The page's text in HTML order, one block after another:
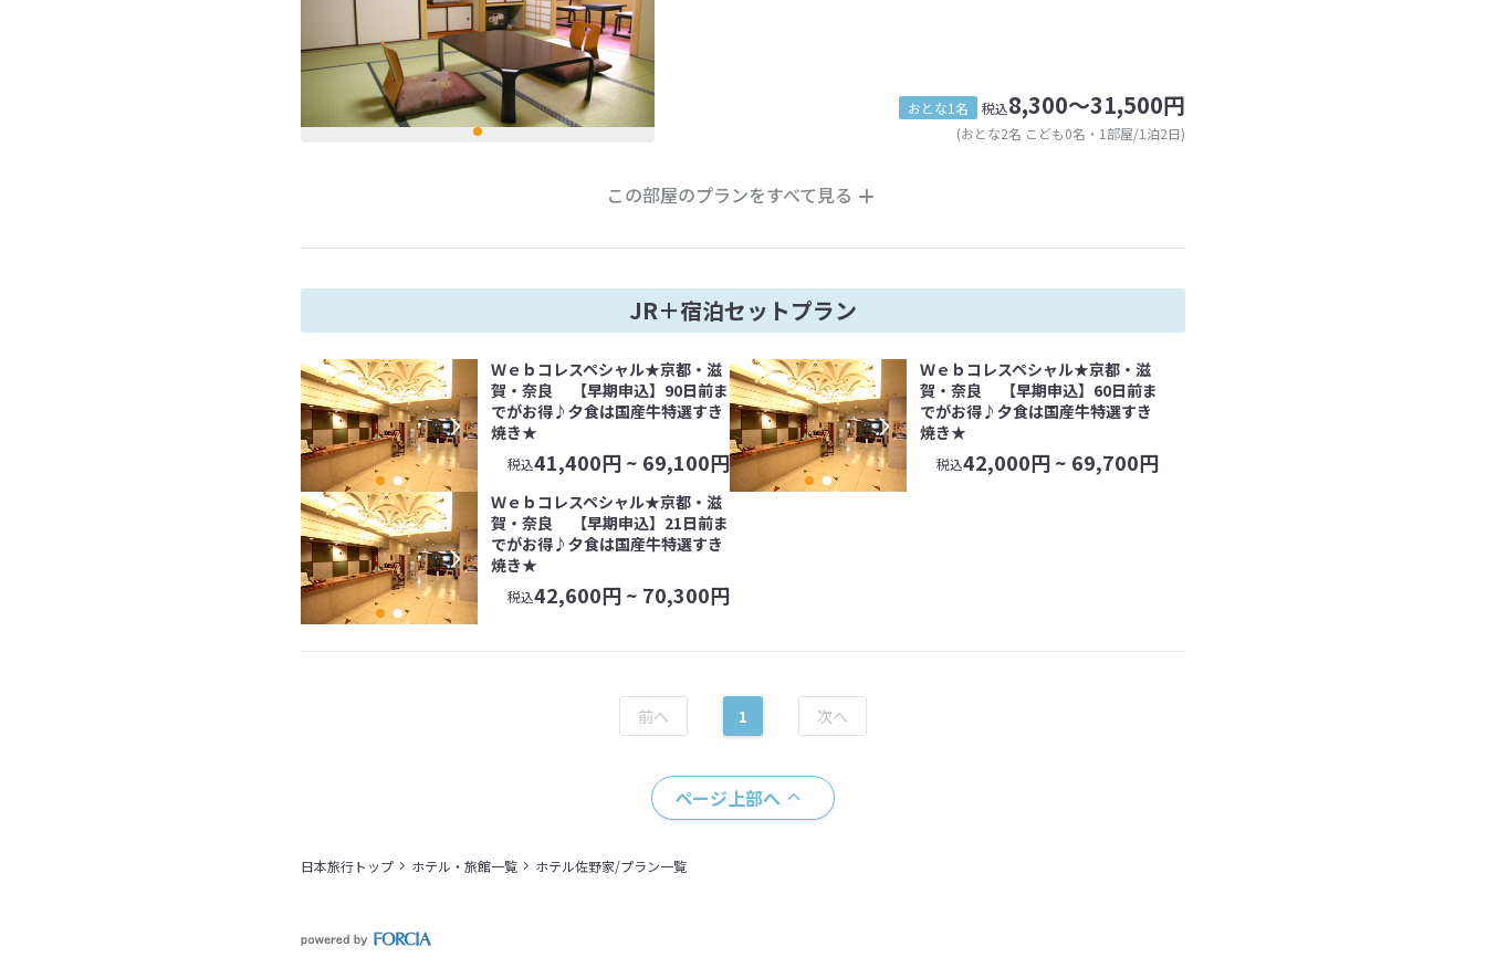
おとな1名 税込8,300～31,500円
(おとな2名 こども0名・1部屋/1泊2日)
この部屋のプランをすべて見る
JR＋宿泊セットプラン
Ｗｅｂコレスペシャル★京都・滋
賀・奈良 【早期申込】90日前ま
でがお得♪夕食は国産牛特選すき
焼き★
税込41,400円 ~ 69,100円
Ｗｅｂコレスペシャル★京都・滋
賀・奈良 【早期申込】60日前ま
でがお得♪夕食は国産牛特選すき
焼き★
税込42,000円 ~ 69,700円
Ｗｅｂコレスペシャル★京都・滋
賀・奈良 【早期申込】21日前ま
でがお得♪夕食は国産牛特選すき
焼き★
税込42,600円 ~ 70,300円
1
ページ上部へ
日本旅行トップ ホテル・旅館一覧 ホテル佐野家/プラン一覧